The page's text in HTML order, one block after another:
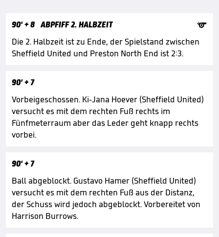
90'+ 8 ABPFIFF 2. HALBZEIT

Die 2. Halbzeit ist zu Ende, der Spielstand zwischen
Sheffield United und Preston North End ist 2:3.
90'+ 7
Vorbeigeschossen. Ki-Jana Hoever (Sheffield United)
versucht es mit dem rechten Fuß rechts im
Fünfmeterraum aber das Leder geht knapp rechts
vorbei.
90'+ 7
Ball abgeblockt. Gustavo Hamer (Sheffield United)
versucht es mit dem rechten Fuß aus der Distanz,
der Schuss wird jedoch abgeblockt. Vorbereitet von
Harrison Burrows.